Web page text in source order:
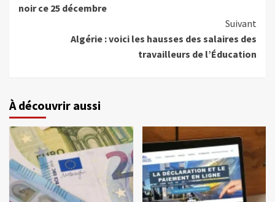
noir ce 25 décembre
Suivant
Algérie : voici les hausses des salaires des
travailleurs de l’Éducation
À découvrir aussi